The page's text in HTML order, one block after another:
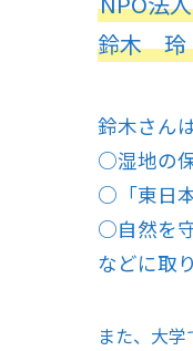
鈴木 玲
鈴木さん
○湿地の
○「東日
○自然を
などに取
また、大学